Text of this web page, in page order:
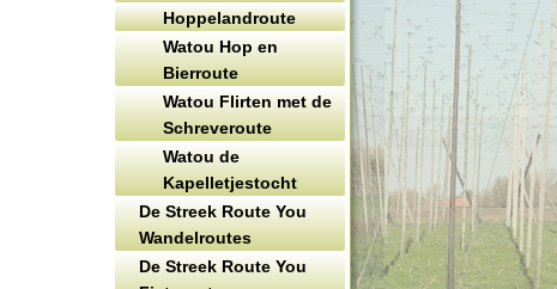
Hoppelandroute
Watou Hop en
Bierroute
Watou Flirten met de
Schreveroute
Watou de
Kapelletjestocht
De Streek Route You
Wandelroutes
De Streek Route You